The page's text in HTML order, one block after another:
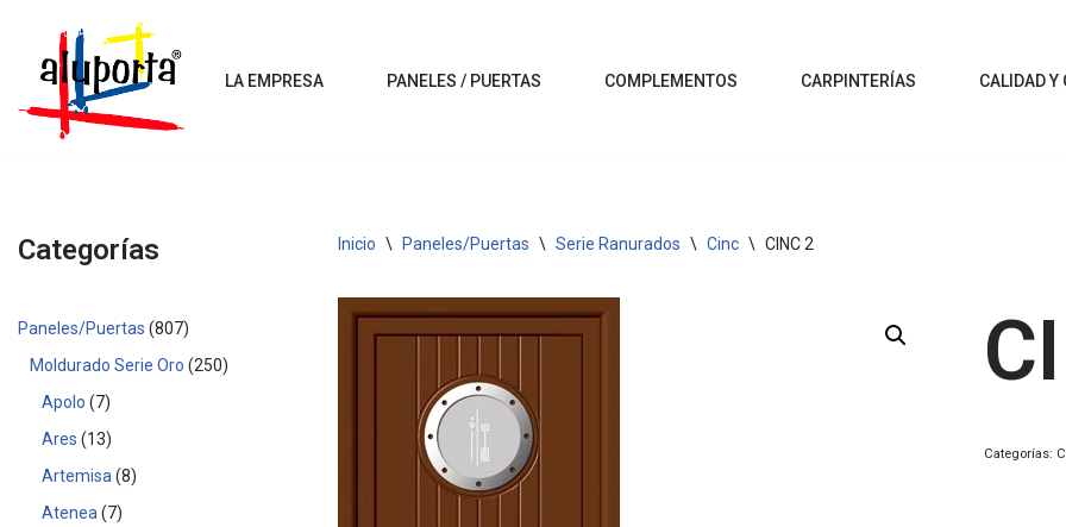
Saltar
contenido
LA EMPRESA PANELES / PUERTAS COMPLEMENTOS CARPINTERÍAS CALIDAD Y
Categorías
Paneles/Puertas 807
Moldurado Serie Oro 250
Apolo
7
Ares
13
Artemisa 8
Atenea
7
Inicio \ Paneles/Puertas \ Serie Ranurados \ Cinc \ CINC 2
Categorías: